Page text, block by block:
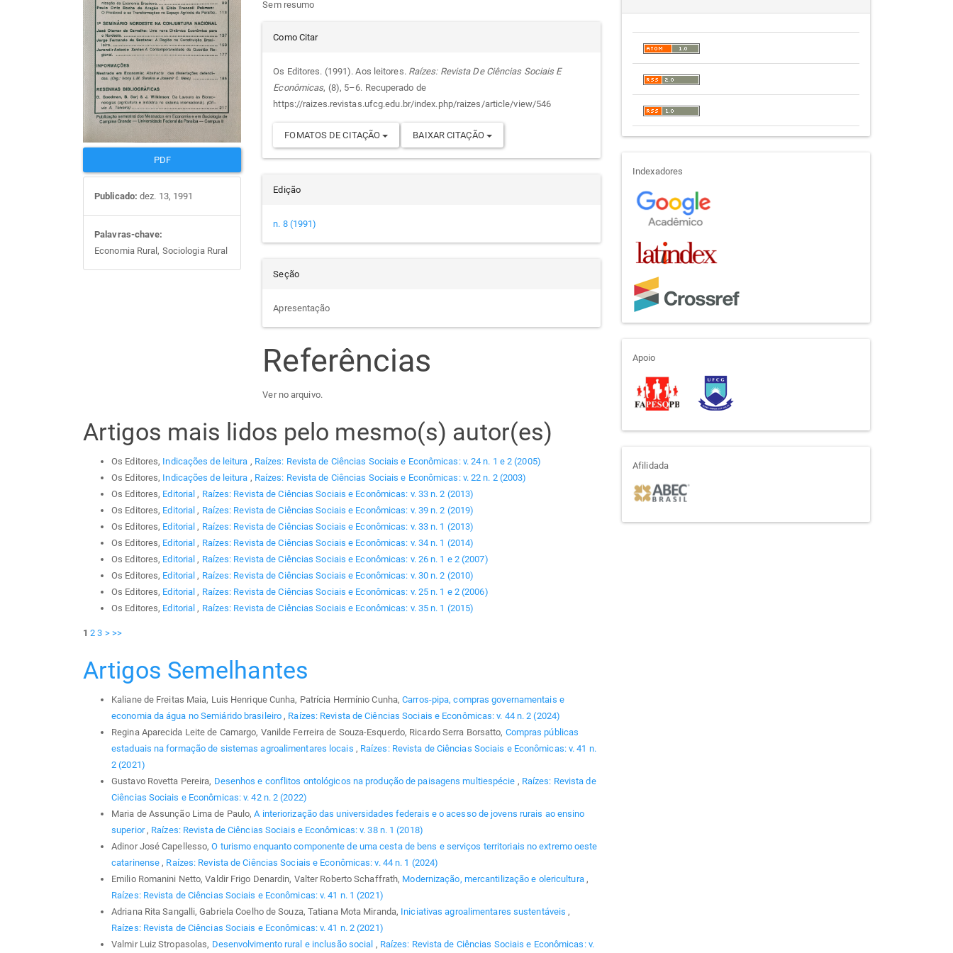
artigos
PDF
Publicado: dez. 13, 1991
Palavras-chave:
Economia Rural, Sociologia Rural
principal
Sem resumo
Detalhes
do
artigo
Como Citar
Os Editores. (1991). Aos leitores. Raízes: Revista De Ciências Sociais E
Econômicas, (8), 5–6. Recuperado de
https://raizes.revistas.ufcg.edu.br/index.php/raizes/article/view/546
FOMATOS DE CITAÇÃO BAIXAR CITAÇÃO
Edição
n. 8 (1991)
Seção
Apresentação
Referências
Ver no arquivo.
Artigos mais lidos pelo mesmo(s) autor(es)
Os Editores, Indicações de leitura , Raízes: Revista de Ciências Sociais e Econômicas: v. 24 n. 1 e 2 (2005)
Os Editores, Indicações de leitura , Raízes: Revista de Ciências Sociais e Econômicas: v. 22 n. 2 (2003)
Os Editores, Editorial, Raízes: Revista de Ciências Sociais e Econômicas: v. 33 n. 2 (2013)
Os Editores, Editorial, Raízes: Revista de Ciências Sociais e Econômicas: v. 39 n. 2 (2019)
Os Editores, Editorial, Raízes: Revista de Ciências Sociais e Econômicas: v. 33 n. 1 (2013)
Os Editores, Editorial, Raízes: Revista de Ciências Sociais e Econômicas: v. 34 n. 1 (2014)
Os Editores, Editorial, Raízes: Revista de Ciências Sociais e Econômicas: v. 26 n. 1 e 2 (2007)
Os Editores, Editorial, Raízes: Revista de Ciências Sociais e Econômicas: v. 30 n. 2 (2010)
Os Editores, Editorial, Raízes: Revista de Ciências Sociais e Econômicas: v. 25 n. 1 e 2 (2006)
Os Editores, Editorial, Raízes: Revista de Ciências Sociais e Econômicas: v. 35 n. 1 (2015)
1 2 3 > >>
Artigos Semelhantes
Kaliane de Freitas Maia, Luis Henrique Cunha, Patrícia Hermínio Cunha,Carros-pipa, compras governamentais e
economia da água no Semiárido brasileiro, Raízes: Revista de Ciências Sociais e Econômicas: v. 44 n. 2 (2024)
Regina Aparecida Leite de Camargo, Vanilde Ferreira de Souza-Esquerdo, Ricardo Serra Borsatto, Compras públicas
estaduais na formação de sistemas agroalimentares locais , Raízes: Revista de Ciências Sociais e Econômicas: v. 41 n.
2 (2021)
Gustavo Rovetta Pereira, Desenhos e conflitos ontológicos na produção de paisagens multiespécie , Raízes: Revista de
Ciências Sociais e Econômicas: v. 42 n. 2 (2022)
Maria de Assunção Lima de Paulo,A interiorização das universidades federais e o acesso de jovens rurais ao ensino
superior, Raízes: Revista de Ciências Sociais e Econômicas: v. 38 n. 1 (2018)
Adinor José Capellesso,O turismo enquanto componente de uma cesta de bens e serviços territoriais no extremo oeste
catarinense, Raízes: Revista de Ciências Sociais e Econômicas: v. 44 n. 1 (2024)
Emilio Romanini Netto, Valdir Frigo Denardin, Valter Roberto Schaffrath, Modernização, mercantilização e olericultura ,
Raízes: Revista de Ciências Sociais e Econômicas: v. 41 n. 1 (2021)
Adriana Rita Sangalli, Gabriela Coelho de Souza, Tatiana Mota Miranda, Iniciativas agroalimentares sustentáveis,
Raízes: Revista de Ciências Sociais e Econômicas: v. 41 n. 2 (2021)
Valmir Luiz Stropasolas, Desenvolvimento rural e inclusão social , Raízes: Revista de Ciências Sociais e Econômicas: v.
indexadores
Indexadores
apoio
Apoio
afiliada
Afilidada